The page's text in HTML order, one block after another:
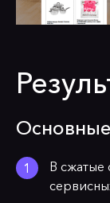
В сжатые